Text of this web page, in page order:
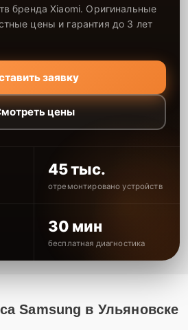
бренда Xiaomi. Оригинальные
цены и гарантия до 3 лет
заявку
цены
45 тыс.
отремонтировано устройств
30 мин
бесплатная диагностика
Samsung в Ульяновске